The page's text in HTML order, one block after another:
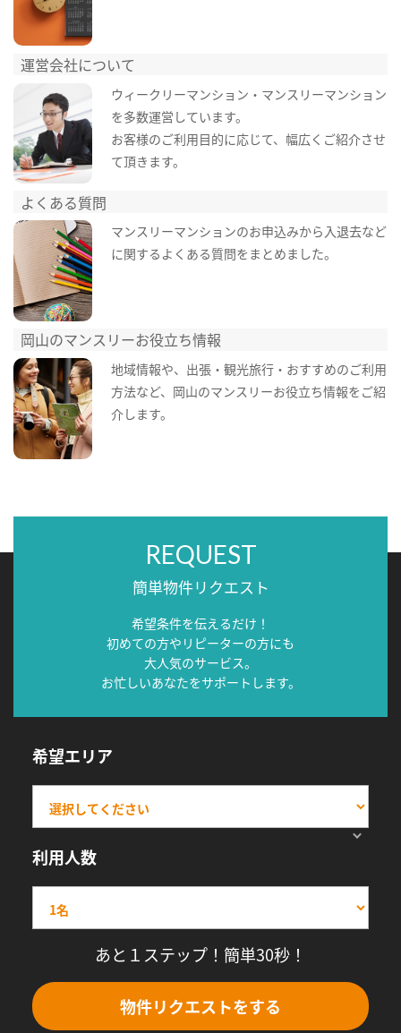
運営会社について
ウィークリーマンション・マンスリーマンション
を多数運営しています。
お客様のご利用目的に応じて、幅広くご紹介させ
て頂きます。
よくある質問
マンスリーマンションのお申込みから入退去など
に関するよくある質問をまとめました。
岡山のマンスリーお役立ち情報
地域情報や、出張・観光旅行・おすすめのご利用
方法など、岡山のマンスリーお役立ち情報をご紹
介します。
REQUEST
簡単物件リクエスト
希望条件を伝えるだけ！
初めての方やリピーターの方にも
大人気のサービス。
お忙しいあなたをサポートします。
希望エリア
利用人数
あと１ステップ！簡単30秒！
物件リクエストをする